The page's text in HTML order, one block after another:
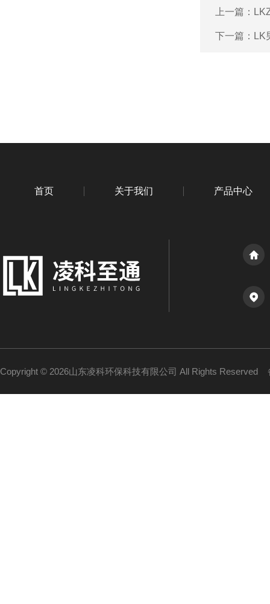
上一篇：
下一篇： LK
首页 关于我们 产品中心
Copyright © 2026山东凌科环保科技有限公司 All Rights Reserved